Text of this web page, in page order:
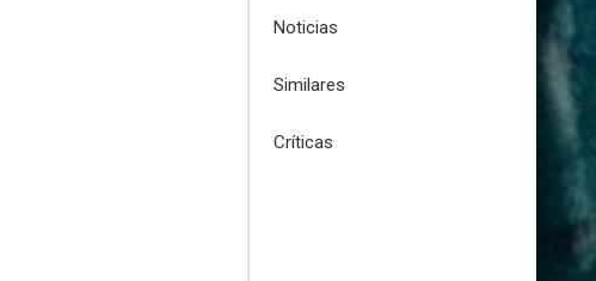
Noticias
Similares
Críticas